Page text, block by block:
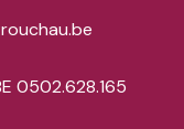
0502.628.165